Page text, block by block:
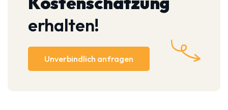
erhalten!
Unverbindlich anfragen